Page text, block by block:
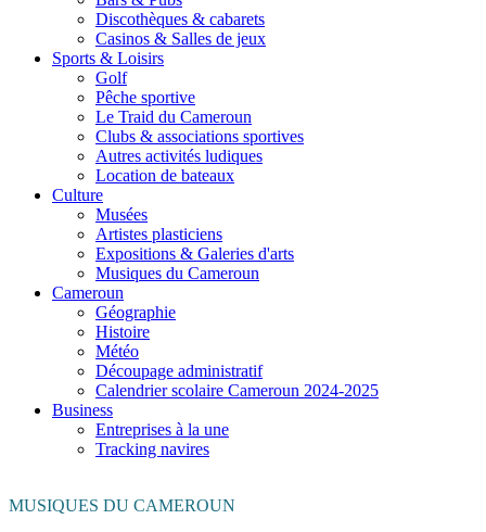
Discothèques & cabarets
Casinos & Salles de jeux
Sports & Loisirs
Golf
Pêche sportive
Le Traid du Cameroun
Clubs & associations sportives
Autres activités ludiques
Location de bateaux
Culture
Musées
Artistes plasticiens
Expositions & Galeries d'arts
Musiques du Cameroun
Cameroun
Géographie
Histoire
Météo
Découpage administratif
Calendrier scolaire Cameroun 2024-2025
Business
Entreprises à la une
Tracking navires
MUSIQUES DU CAMEROUN